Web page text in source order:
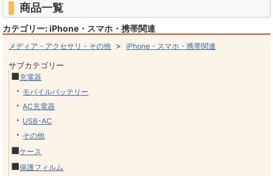
商品一覧
カテゴリー: iPhone・スマホ・携帯関連
メディア・アクセサリ・その他 >iPhone・スマホ・携帯関連
サブカテゴリー
■充電器
・ モバイルバッテリー
・AC充電器
・ USB-AC
・ その他
■ケース
■保護フィルム